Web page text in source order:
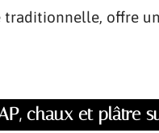
offre
chaux et plâtre